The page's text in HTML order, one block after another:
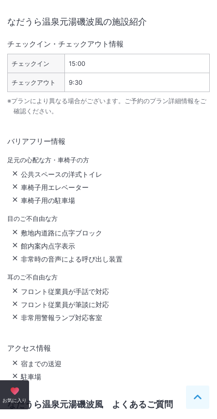
なだうら温泉元湯磯波風の施設紹介
チェックイン・チェックアウト情報
チェックイン 15:00
チェックアウト 9:30
※プランにより異なる場合がございます。ご予約のプラン詳細情報をご
確認ください。
バリアフリー情報
足元の心配な方・車椅子の方
公共スペースの洋式トイレ
車椅子用エレベーター
車椅子用の駐車場
目のご不自由な方
敷地内道路に点字ブロック
館内案内点字表示
非常時の音声による呼び出し装置
耳のご不自由な方
フロント従業員が手話で対応
フロント従業員が筆談に対応
非常用警報ランプ対応客室
アクセス情報
宿までの送迎
駐車場
お気に入り ペー
なだうら温泉元湯磯波風 よくあるご質問